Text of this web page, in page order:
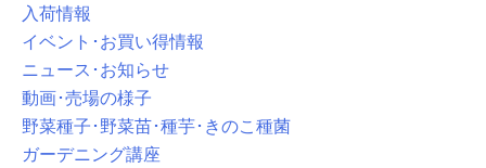
入荷情報
イベント･お買い得情報
ニュース･お知らせ
動画･売場の様子
野菜種子･野菜苗･種芋･きのこ種菌
ガーデニング講座